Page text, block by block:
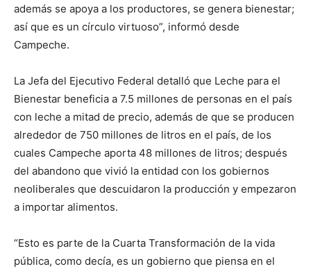
además se apoya a los productores, se genera bienestar;
así que es un círculo virtuoso”, informó desde
Campeche.
La Jefa del Ejecutivo Federal detalló que Leche para el
Bienestar beneficia a 7.5 millones de personas en el país
con leche a mitad de precio, además de que se producen
alrededor de 750 millones de litros en el país, de los
cuales Campeche aporta 48 millones de litros; después
del abandono que vivió la entidad con los gobiernos
neoliberales que descuidaron la producción y empezaron
a importar alimentos.
“Esto es parte de la Cuarta Transformación de la vida
pública, como decía, es un gobierno que piensa en el